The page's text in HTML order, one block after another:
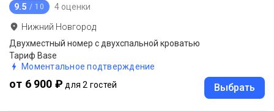
9.5 / 10 4 оценки
Нижний Новгород
Двухместный номер с двухспальной кроватью
Тариф Base
Моментальное подтверждение
от 6 900 ₽ для 2 гостей Выбрать